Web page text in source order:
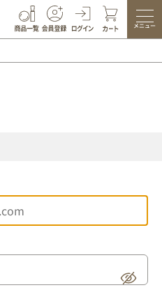
メニュー